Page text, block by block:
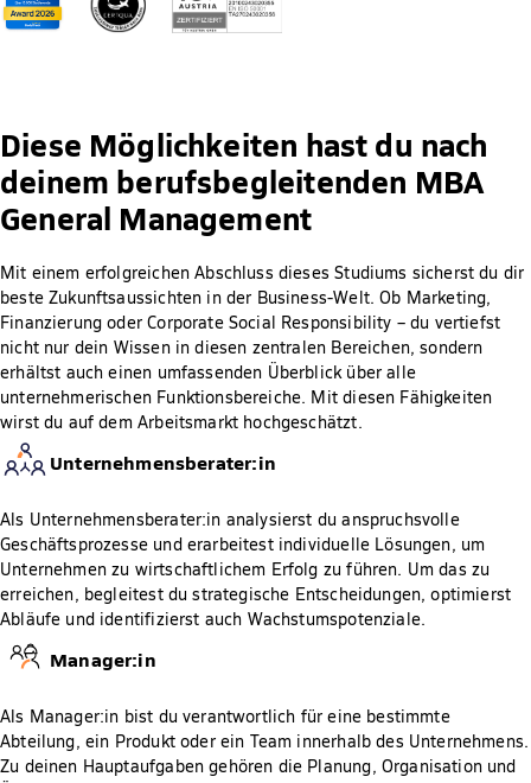
Diese Möglichkeiten hast du nach
deinem berufsbegleitenden MBA
General Management
Mit einem erfolgreichen Abschluss dieses Studiums sicherst du dir
beste Zukunftsaussichten in der Business-Welt. Ob Marketing,
Finanzierung oder Corporate Social Responsibility – du vertiefst
nicht nur dein Wissen in diesen zentralen Bereichen, sondern
erhältst auch einen umfassenden Überblick über alle
unternehmerischen Funktionsbereiche. Mit diesen Fähigkeiten
wirst du auf dem Arbeitsmarkt hochgeschätzt.
Unternehmensberater:in
Als Unternehmensberater:in analysierst du anspruchsvolle
Geschäftsprozesse und erarbeitest individuelle Lösungen, um
Unternehmen zu wirtschaftlichem Erfolg zu führen. Um das zu
erreichen, begleitest du strategische Entscheidungen, optimierst
Abläufe und identifizierst auch Wachstumspotenziale.
Manager:in
Als Manager:in bist du verantwortlich für eine bestimmte
Abteilung, ein Produkt oder ein Team innerhalb des Unternehmens.
Zu deinen Hauptaufgaben gehören die Planung, Organisation und